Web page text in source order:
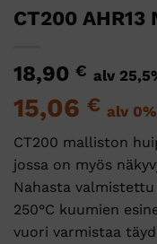
CT200
18,90 € alv
15,06 € alv 0%
CT200 malliston
jossa on myös
Nahasta
250°C kuumien
vuori varmistaa